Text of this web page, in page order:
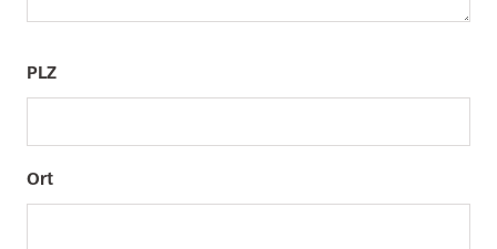
PLZ
/
/PLZ
Ort